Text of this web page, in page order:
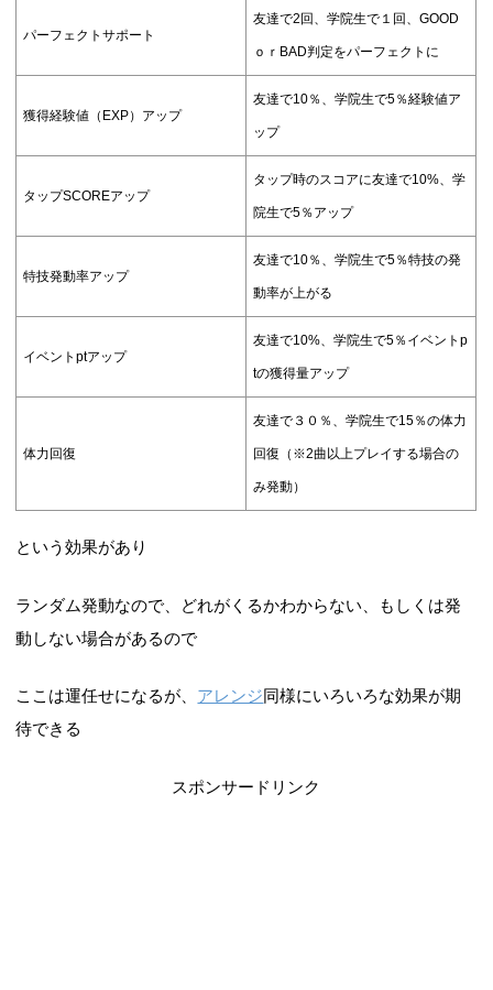
パーフェクトサポート
友達で2回、学院生で１回、GOOD
ｏｒBAD判定をパーフェクトに
獲得経験値（EXP）アップ
友達で10％、学院生で5％経験値ア
ップ
タップSCOREアップ
タップ時のスコアに友達で10%、学
院生で5％アップ
特技発動率アップ
友達で10％、学院生で5％特技の発
動率が上がる
イベントptアップ
友達で10%、学院生で5％イベントp
tの獲得量アップ
体力回復
友達で３０％、学院生で15％の体力
回復（※2曲以上プレイする場合の
み発動）
という効果があり
ランダム発動なので、どれがくるかわからない、もしくは発
動しない場合があるので
ここは運任せになるが、 アレンジ同様にいろいろな効果が期
待できる
スポンサードリンク